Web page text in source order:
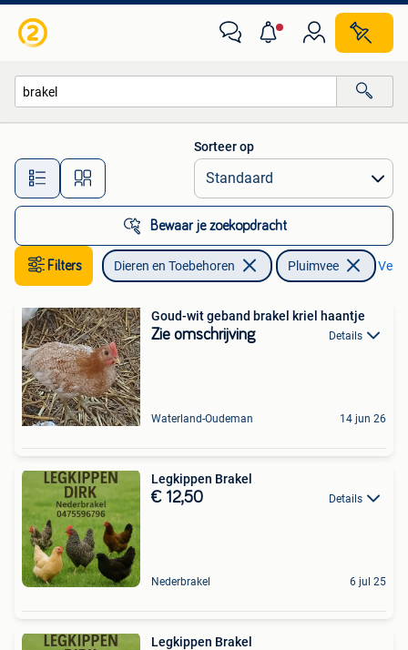
Alle afstanden…
Sorteer op
Bewaar je zoekopdracht
Filters Dieren en Toebehoren Pluimvee
Goud-wit geband brakel kriel haantje
Zie omschrijving Details
Waterland-Oudeman 14 jun 26
Legkippen Brakel
€ 12,50 Details
Nederbrakel 6 jul 25
Legkippen Brakel